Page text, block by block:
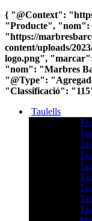
{ "@Context":
"Producte", "nom":
"https://
content/uploads/
logo.png",
"nom": "Marbres
"@Type":
"Classificació":
Taulells